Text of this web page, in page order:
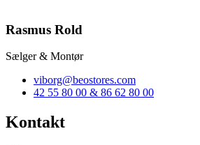
Rasmus Rold
Sælger & Montør
viborg@beostores.com
42 55 80 00 & 86 62 80 00
Kontakt